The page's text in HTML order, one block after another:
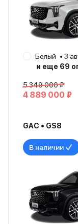
Белый 3
и еще 69
5 349 000 ₽
4 889 000 ₽
GAC • GS8
В наличии